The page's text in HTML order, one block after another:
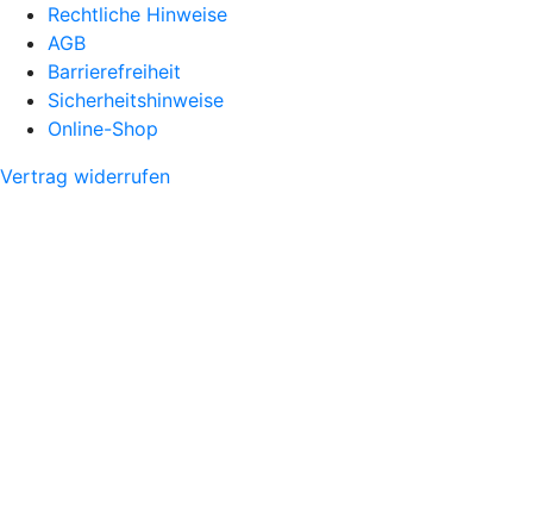
Rechtliche Hinweise
AGB
Barrierefreiheit
Sicherheitshinweise
Online-Shop
Vertrag widerrufen